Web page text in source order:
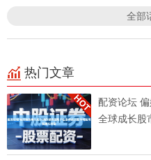
全部
热门文章
配资论坛
全球成长股